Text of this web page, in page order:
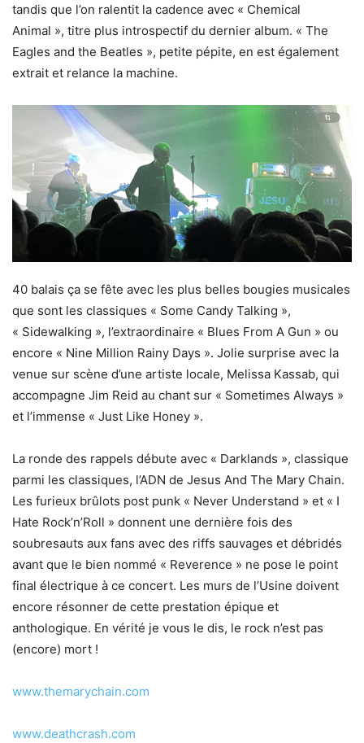
tandis que l’on ralentit la cadence avec « Chemical
Animal », titre plus introspectif du dernier album. « The
Eagles and the Beatles », petite pépite, en est également
extrait et relance la machine.
40 balais ça se fête avec les plus belles bougies musicales
que sont les classiques « Some Candy Talking »,
« Sidewalking », l’extraordinaire « Blues From A Gun » ou
encore « Nine Million Rainy Days ». Jolie surprise avec la
venue sur scène d’une artiste locale, Melissa Kassab, qui
accompagne Jim Reid au chant sur « Sometimes Always »
et l’immense « Just Like Honey ».
La ronde des rappels débute avec « Darklands », classique
parmi les classiques, l’ADN de Jesus And The Mary Chain.
Les furieux brûlots post punk « Never Understand » et « I
Hate Rock’n’Roll » donnent une dernière fois des
soubresauts aux fans avec des riffs sauvages et débridés
avant que le bien nommé « Reverence » ne pose le point
final électrique à ce concert. Les murs de l’Usine doivent
encore résonner de cette prestation épique et
anthologique. En vérité je vous le dis, le rock n’est pas
(encore) mort !
www.themarychain.com
www.deathcrash.com